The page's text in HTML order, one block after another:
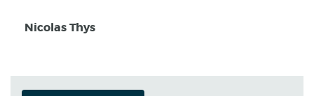
Nicolas Thys